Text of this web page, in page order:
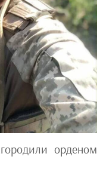
орденом